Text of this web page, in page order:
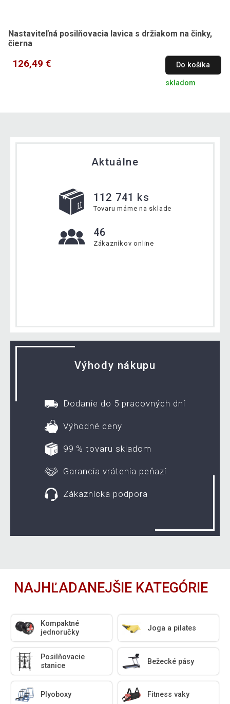
Nastaviteľná posilňovacia lavica s držiakom na činky,
čierna
126,49 € Do košíka
skladom
Aktuálne
112 741 ks
Tovaru máme na sklade
46
Zákazníkov online
Výhody nákupu
Dodanie do 5 pracovných dní
Výhodné ceny
99 % tovaru skladom
Garancia vrátenia peňazí
Zákaznícka podpora
NAJHĽADANEJŠIE KATEGÓRIE
Kompaktné
jednoručky
Joga a pilates
Posilňovacie
stanice
Bežecké pásy
Plyoboxy Fitness vaky